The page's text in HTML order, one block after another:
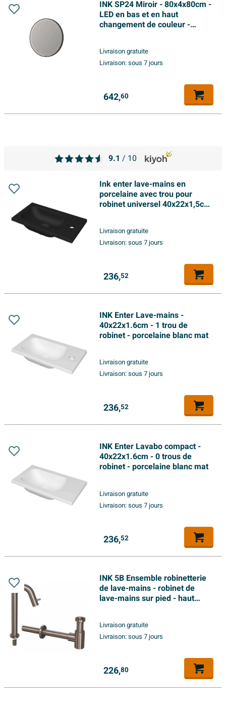
INK SP24 Miroir - 80x4x80cm -
LED en bas et en haut
changement de couleur -
en acier - aluminium noir mat
Livraison gratuite
Livraison:sous 7 jours
642,60
Ink enter lave-mains en
porcelaine avec trou pour
robinet universel 40x22x1,5cm
Livraison gratuite
Livraison:sous 7 jours
236,52
INK Enter Lave-mains -
40x22x1.6cm - 1 trou de
robinet - porcelaine blanc mat
Livraison gratuite
Livraison:sous 7 jours
236,52
INK Enter Lavabo compact -
40x22x1.6cm - 0 trous de
robinet - porcelaine blanc mat
Livraison gratuite
Livraison:sous 7 jours
236,52
INK 5B Ensemble robinetterie
de lave-mains - robinet de
lave-mains sur pied - haut
Livraison gratuite
Livraison:sous 7 jours
226,80
9.1 / 10